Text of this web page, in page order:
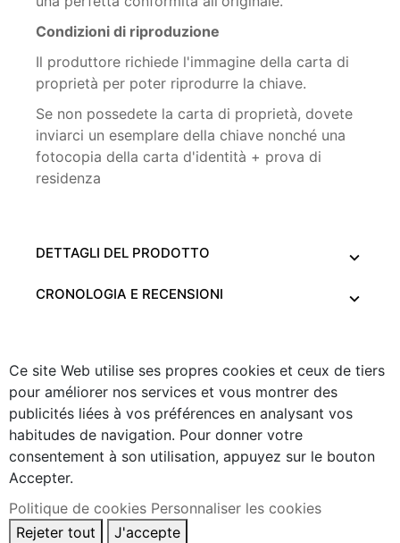
Condizioni di riproduzione
Il produttore richiede l'immagine della carta di
proprietà per poter riprodurre la chiave.
Se non possedete la carta di proprietà, dovete
inviarci un esemplare della chiave nonché una
fotocopia della carta d'identità + prova di
residenza
DETTAGLI DEL PRODOTTO
CRONOLOGIA E RECENSIONI
Ce site Web utilise ses propres cookies et ceux de tiers
pour améliorer nos services et vous montrer des
publicités liées à vos préférences en analysant vos
habitudes de navigation. Pour donner votre
consentement à son utilisation, appuyez sur le bouton
Accepter.
Politique de cookies Personnaliser les cookies
Rejeter tout
J'accepte